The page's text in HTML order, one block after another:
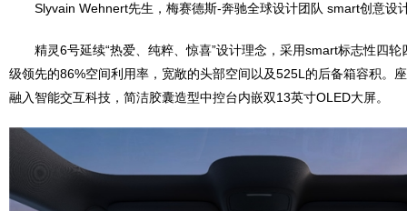
Slyvain Wehnert先生，梅赛德斯-奔驰全球设计团队 smart创意设
精灵6号延续“热爱、纯粹、惊喜”设计理念，采用smart标志性四轮
级领先的86%空间利用率，宽敞的头部空间以及525L的后备箱容积。
融入智能交互科技，简洁胶囊造型中控台内嵌双13英寸OLED大屏。